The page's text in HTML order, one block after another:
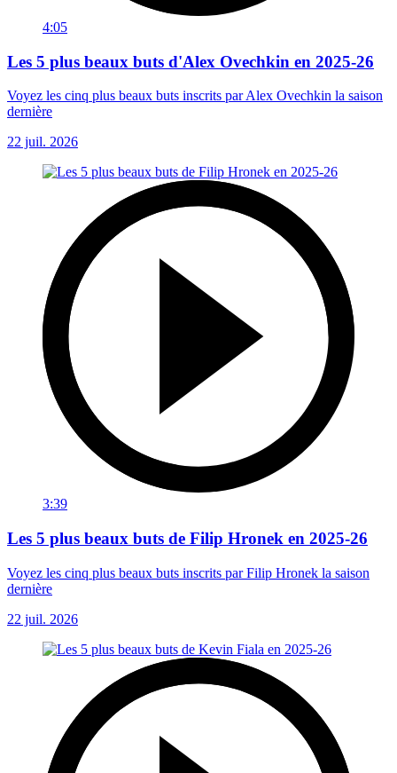
4:05
Les 5 plus beaux buts d'Alex Ovechkin en 2025-26
Voyez les cinq plus beaux buts inscrits par Alex Ovechkin la saison
dernière
22 juil. 2026
3:39
Les 5 plus beaux buts de Filip Hronek en 2025-26
Voyez les cinq plus beaux buts inscrits par Filip Hronek la saison
dernière
22 juil. 2026